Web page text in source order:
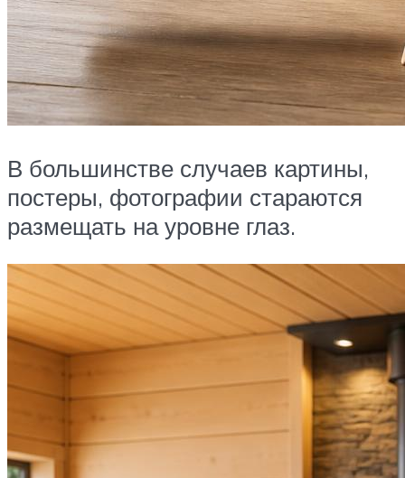
В большинстве случаев картины,
постеры, фотографии стараются
размещать на уровне глаз.